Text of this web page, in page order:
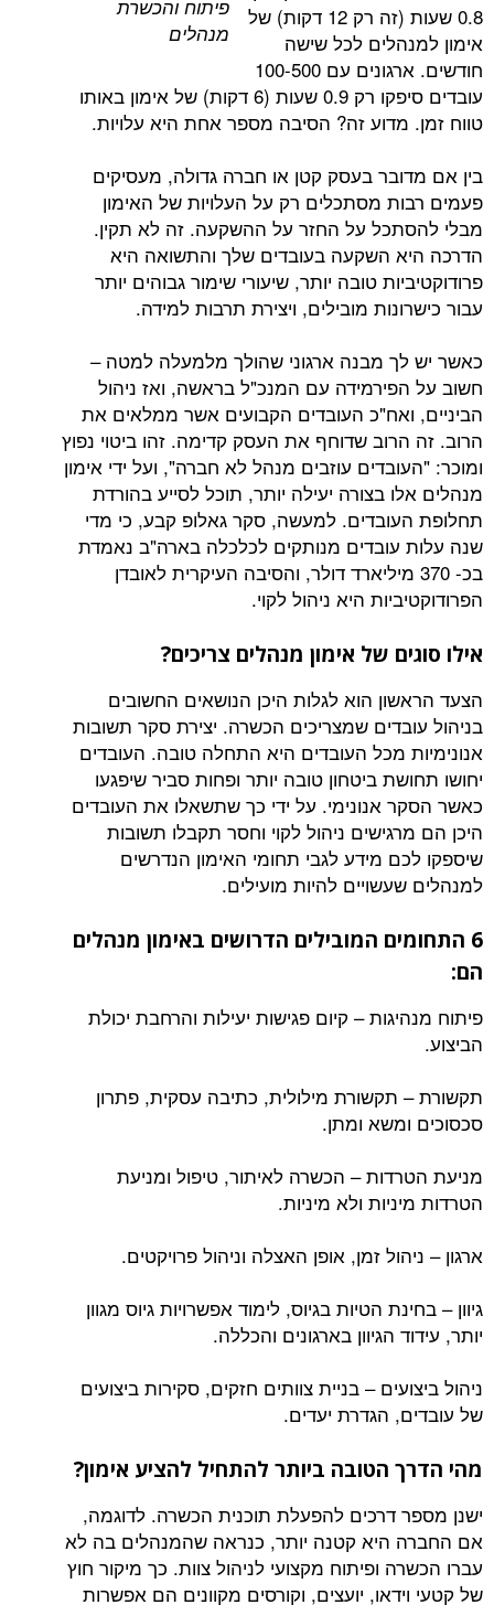
פיתוח והכשרת
מנהלים
0.8 שעות (זה רק 12 דקות) של
לכל שישה
חודשים. ארגונים עם 100-500
עובדים סיפקו רק 0.9 שעות (6 דקות) של אימון באותו
זה? הסיבה מספר אחת היא עלויות.
בעסק קטן או חברה גדולה, מעסיקים
מסתכלים רק על העלויות של האימון
על החזר על ההשקעה. זה לא תקין.
השקעה בעובדים שלך והתשואה היא
טובה יותר, שיעורי שימור גבוהים יותר
מובילים, ויצירת תרבות למידה.
מבנה ארגוני שהולך מלמעלה למטה –
עם המנכ"ל בראשה, ואז ניהול
העובדים הקבועים אשר ממלאים את
שדוחף את העסק קדימה. זהו ביטוי נפוץ
עוזבים מנהל לא חברה", ועל ידי אימון
בצורה יעילה יותר, תוכל לסייע בהורדת
למעשה, סקר גאלופ קבע, כי מדי
מנותקים לכלכלה בארה"ב נאמדת
370 מיליארד דולר, והסיבה העיקרית לאובדן
היא ניהול לקוי.
של אימון מנהלים צריכים?
הוא לגלות היכן הנושאים החשובים
שמצריכים הכשרה. יצירת סקר תשובות
מכל העובדים היא התחלה טובה. העובדים
ביטחון טובה יותר ופחות סביר שיפגעו
אנונימי. על ידי כך שתשאלו את העובדים
ניהול לקוי וחסר תקבלו תשובות
מידע לגבי תחומי האימון הנדרשים
להיות מועילים.
המובילים הדרושים באימון מנהלים
– קיום פגישות יעילות והרחבת יכולת
מילולית, כתיבה עסקית, פתרון
ומתן.
– הכשרה לאיתור, טיפול ומניעת
ולא מיניות.
זמן, אופן האצלה וניהול פרויקטים.
הטיות בגיוס, לימוד אפשרויות גיוס מגוון
הגיוון בארגונים והכללה.
– בניית צוותים חזקים, סקירות ביצועים
הגדרת יעדים.
הטובה ביותר להתחיל להציע אימון?
דרכים להפעלת תוכנית הכשרה. לדוגמה,
היא קטנה יותר, כנראה שהמנהלים בה לא
ופיתוח מקצועי לניהול צוות. כך מיקור חוץ
יועצים, וקורסים מקוונים הם אפשרות